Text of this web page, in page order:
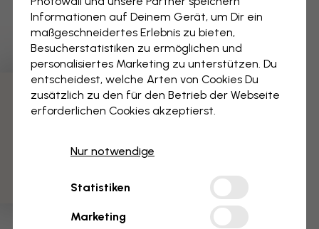
Informationen auf Deinem Gerät, um Dir ein
maßgeschneidertes Erlebnis zu bieten,
Besucherstatistiken zu ermöglichen und
personalisiertes Marketing zu unterstützen. Du
entscheidest, welche Arten von Cookies Du
zusätzlich zu den für den Betrieb der Webseite
erforderlichen Cookies akzeptierst.
Nur notwendige
Statistiken
Marketing